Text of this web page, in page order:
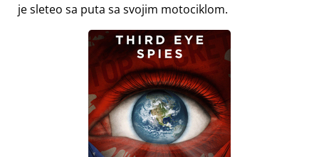
je sleteo sa puta sa svojim motociklom.